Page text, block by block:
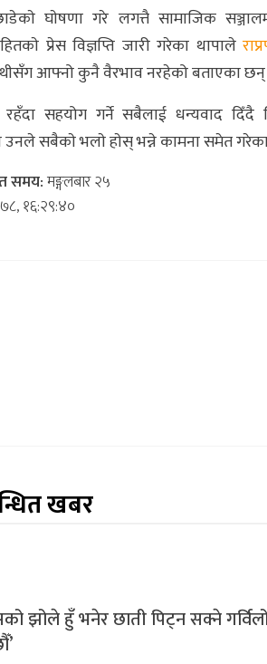
घाेषणा गरे लगत्तै सामाजिक
प्रेस विज्ञप्ति जारी गरेका थापाले
आफ्नो कुनै वैरभाव नरहेको बताएका
रहँदा सहयोग गर्ने सबैलाई धन्यवाद दिँदै
उनले सबैकाे भलाे हाेस् भन्ने कामना समेत
समय:मङ्गलबार २५
१६:२९:४०
खबर
झोले हुँ भनेर छाती पिट्न सक्ने गर्विलो